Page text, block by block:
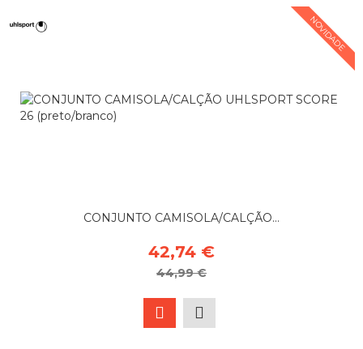
NOVIDADE
CONJUNTO CAMISOLA/CALÇÃO...
42,74 €
44,99 €